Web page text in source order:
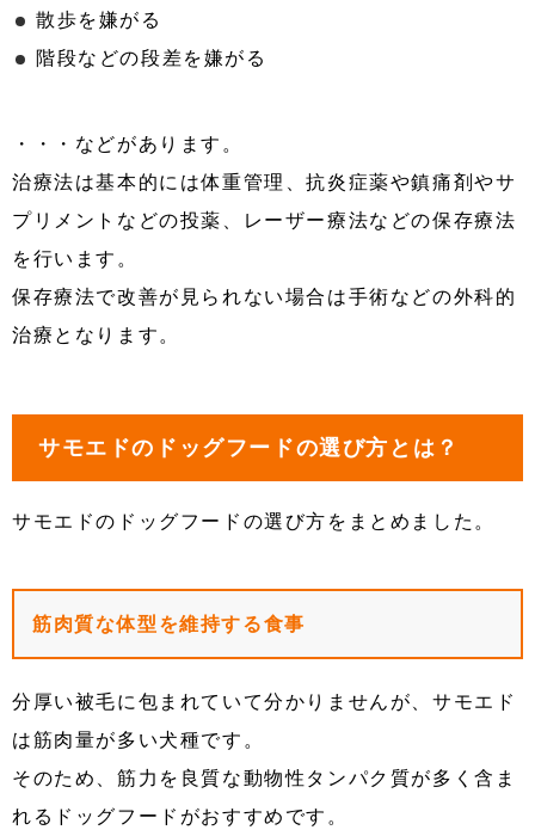
散歩を嫌がる
階段などの段差を嫌がる
・・・などがあります。
治療法は基本的には体重管理、抗炎症薬や鎮痛剤やサ
プリメントなどの投薬、レーザー療法などの保存療法
を行います。
保存療法で改善が見られない場合は手術などの外科的
治療となります。
サモエドのドッグフードの選び方とは？
サモエドのドッグフードの選び方をまとめました。
筋肉質な体型を維持する食事
分厚い被毛に包まれていて分かりませんが、サモエド
は筋肉量が多い犬種です。
そのため、筋力を良質な動物性タンパク質が多く含ま
れるドッグフードがおすすめです。